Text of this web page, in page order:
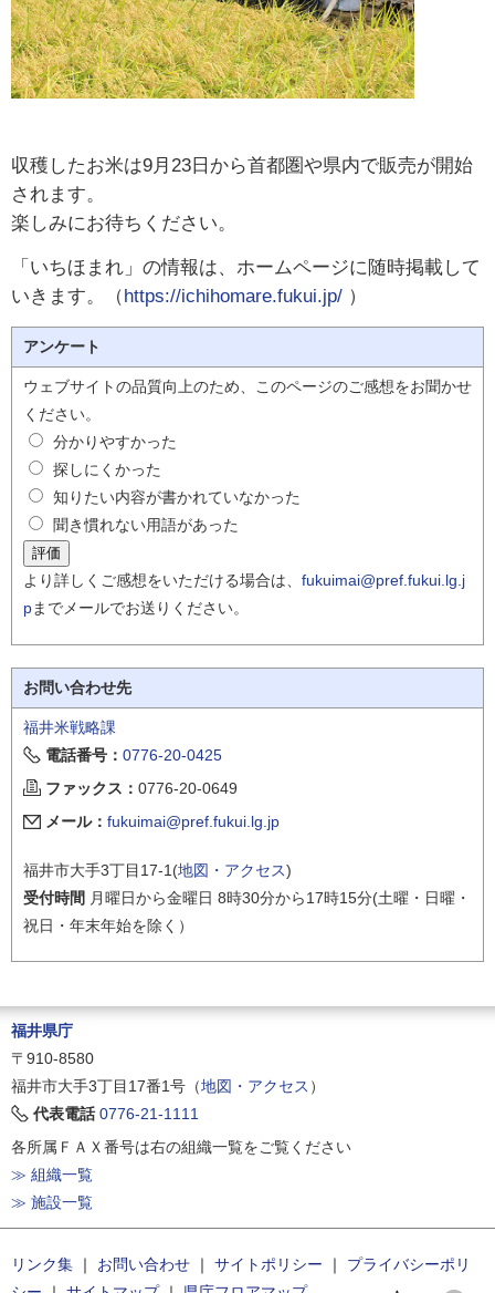
収穫したお米は9月23日から首都圏や県内で販売が開始
されます。
楽しみにお待ちください。
「いちほまれ」の情報は、ホームページに随時掲載して
いきます。（https://ichihomare.fukui.jp/ ）
アンケート
ウェブサイトの品質向上のため、このページのご感想をお聞かせ
ください。
分かりやすかった
探しにくかった
知りたい内容が書かれていなかった
聞き慣れない用語があった
より詳しくご感想をいただける場合は、 fukuimai@pref.fukui.lg.j
pまでメールでお送りください。
お問い合わせ先
福井米戦略課
電話番号： 0776-20-0425
ファックス： 0776-20-0649
メール： fukuimai@pref.fukui.lg.jp
福井市大手3丁目17-1(地図・アクセス)
受付時間 月曜日から金曜日 8時30分から17時15分(土曜・日曜・
祝日・年末年始を除く）
福井県庁
〒910-8580
福井市大手3丁目17番1号（地図・アクセス ）
代表電話 0776-21-1111
各所属ＦＡＸ番号は右の組織一覧をご覧ください
≫ 組織一覧
≫ 施設一覧
リンク集 ｜ お問い合わせ ｜ サイトポリシー ｜
プライバシーポリ